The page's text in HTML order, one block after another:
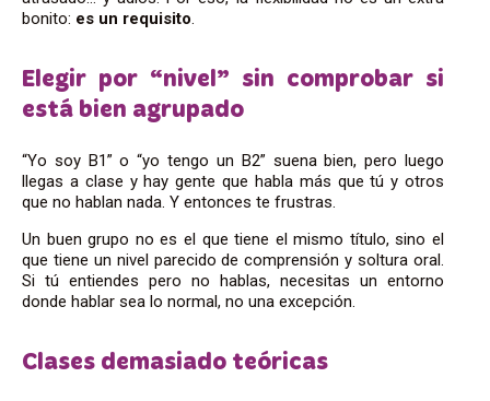
bonito: es un requisito
Elegir por “nivel” sin comprobar si
está bien agrupado
“Yo soy B1” o “yo tengo un B2” suena bien, pero luego
llegas a clase y hay gente que habla más que tú y otros
que no hablan nada. Y entonces te frustras.
Un buen grupo no es el que tiene el mismo título, sino el
que tiene un nivel parecido de comprensión y soltura oral.
Si tú entiendes pero no hablas, necesitas un entorno
donde hablar sea lo normal, no una excepción.
Clases demasiado teóricas